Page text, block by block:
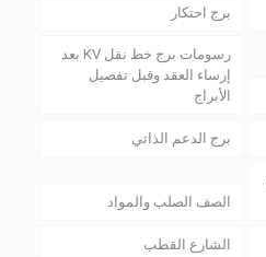
برج احتكار
رسومات برج خط نقل KV بعد
إرساء العقد وقبل تفصيل
الأبراج
برج الدعم الذاتي
الصف الصلب والمواد
الشارع القطب